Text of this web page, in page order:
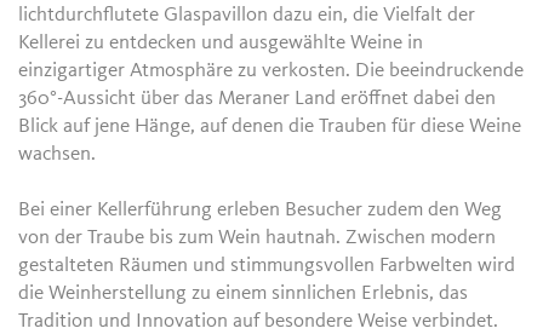
lichtdurchflutete Glaspavillon dazu ein, die Vielfalt der
Kellerei zu entdecken und ausgewählte Weine in
einzigartiger Atmosphäre zu verkosten. Die beeindruckende
360°-Aussicht über das Meraner Land eröffnet dabei den
Blick auf jene Hänge, auf denen die Trauben für diese Weine
wachsen.
Bei einer Kellerführung erleben Besucher zudem den Weg
von der Traube bis zum Wein hautnah. Zwischen modern
gestalteten Räumen und stimmungsvollen Farbwelten wird
die Weinherstellung zu einem sinnlichen Erlebnis, das
Tradition und Innovation auf besondere Weise verbindet.